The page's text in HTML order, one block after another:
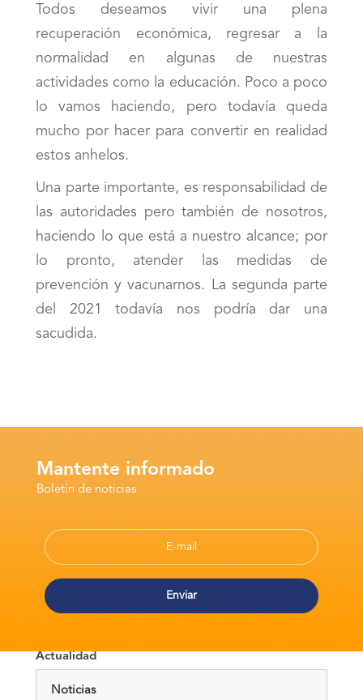
Todos deseamos vivir una plena
recuperación económica, regresar a la
normalidad en algunas de nuestras
actividades como la educación. Poco a poco
lo vamos haciendo, pero todavía queda
mucho por hacer para convertir en realidad
estos anhelos.
Una parte importante, es responsabilidad de
las autoridades pero también de nosotros,
haciendo lo que está a nuestro alcance; por
lo pronto, atender las medidas de
prevención y vacunarnos. La segunda parte
del 2021 todavía nos podría dar una
sacudida.
Mantente informado
Boletín de noticias
Actualidad
Noticias